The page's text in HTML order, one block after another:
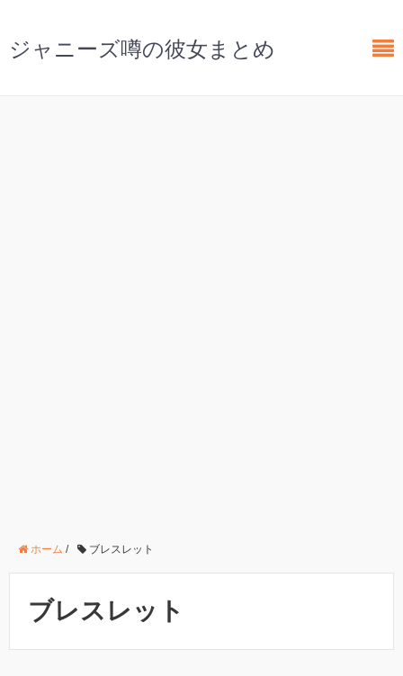
ジャニーズ噂の彼女まとめ
ホーム / ブレスレット
ブレスレット